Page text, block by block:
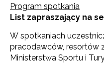
Program spotkania
List zapraszający na
W spotkaniach
pracodawców, resortów
Ministerstwa Sportu i